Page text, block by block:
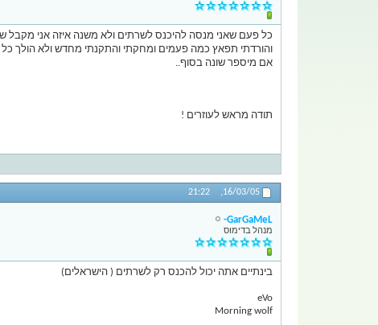
כל פעם שאני מנסה להיכנס לשרתים ולא משנה איזה אני מקבל
והורדתי תפאץ כמה פעמים ומחקתי והתקנתי מחדש ולא הולך
אם מיספר שונה בסוף..
תודה מראש לעוזרים !
16/03/05,
21:22
GarGaMeL-
מנהל בדימוס
בינתיים אתה יכול להכנס רק לשרתים ( הישראלים)
eVo
Morning wolf